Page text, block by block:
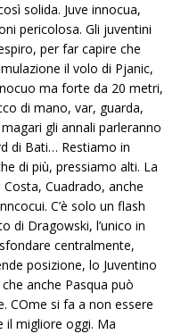
solida. Juve innocua,
pericolosa. Gli juventini
per far capire che
il volo di Pjanic,
ma forte da 20 metri,
di mano, var, guarda,
gli annali parleranno
di Bati… Restiamo in
di più, pressiamo alti. La
Cuadrado, anche
C’è solo un flash
di Dragowski, l’unico in
centralmente,
posizione, lo Juventino
anche Pasqua può
COme si fa a non essere
il migliore oggi. Ma